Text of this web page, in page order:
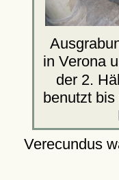
in Verona
der 2.
benutzt
Verecundus